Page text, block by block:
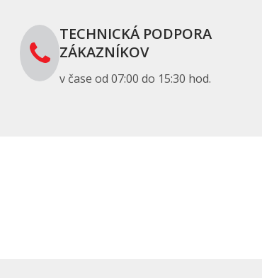
TECHNICKÁ PODPORA
ZÁKAZNÍKOV
v čase od 07:00 do 15:30 hod.